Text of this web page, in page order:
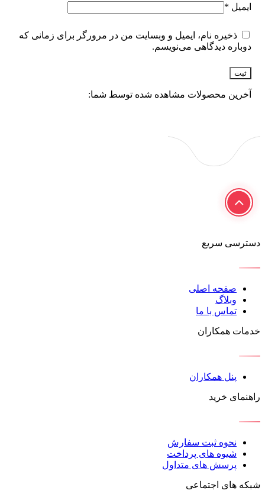
ایمیل *
ذخیره نام، ایمیل و وبسایت من در مرورگر برای زمانی که
دوباره دیدگاهی می‌نویسم.
آخرین محصولات مشاهده شده توسط شما:
دسترسی سریع
صفحه اصلی
وبلاگ
تماس با ما
خدمات همکاران
پنل همکاران
راهنمای خرید
نحوه ثبت سفارش
شیوه های پرداخت
پرسش های متداول
شبکه های اجتماعی